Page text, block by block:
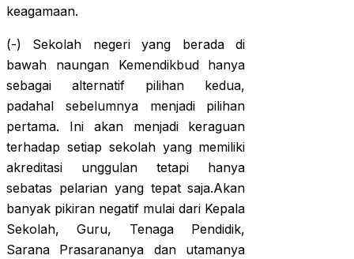
keagamaan.
(-) Sekolah negeri yang berada di
bawah naungan Kemendikbud hanya
sebagai alternatif pilihan kedua,
padahal sebelumnya menjadi pilihan
pertama. Ini akan menjadi keraguan
terhadap setiap sekolah yang memiliki
akreditasi unggulan tetapi hanya
sebatas pelarian yang tepat saja.Akan
banyak pikiran negatif mulai dari Kepala
Sekolah, Guru, Tenaga Pendidik,
Sarana Prasarananya dan utamanya